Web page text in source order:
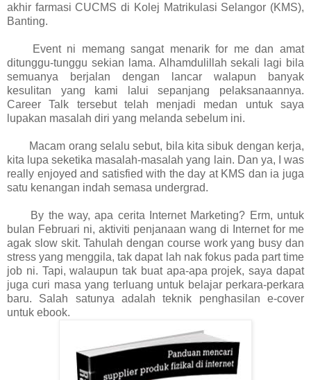
akhir farmasi CUCMS di Kolej Matrikulasi Selangor (KMS),
Banting.
Event ni memang sangat menarik for me dan amat
ditunggu-tunggu sekian lama. Alhamdulillah sekali lagi bila
semuanya berjalan dengan lancar walapun banyak
kesulitan yang kami lalui sepanjang pelaksanaannya.
Career Talk tersebut telah menjadi medan untuk saya
lupakan masalah diri yang melanda sebelum ini.
Macam orang selalu sebut, bila kita sibuk dengan kerja,
kita lupa seketika masalah-masalah yang lain. Dan ya, I was
really enjoyed and satisfied with the day at KMS dan ia juga
satu kenangan indah semasa undergrad.
By the way, apa cerita Internet Marketing? Erm, untuk
bulan Februari ni, aktiviti penjanaan wang di Internet for me
agak slow skit. Tahulah dengan course work yang busy dan
stress yang menggila, tak dapat lah nak fokus pada part time
job ni. Tapi, walaupun tak buat apa-apa projek, saya dapat
juga curi masa yang terluang untuk belajar perkara-perkara
baru. Salah satunya adalah teknik penghasilan e-cover
untuk ebook.